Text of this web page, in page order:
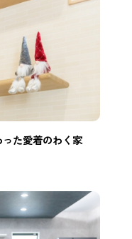
た愛着のわく家